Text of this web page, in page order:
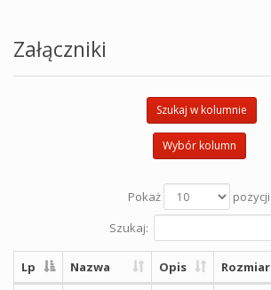
Załączniki
Szukaj w kolumnie
Wybór kolumn
Pokaż
pozycji
Szukaj:
Lp Nazwa Opis Rozmiar